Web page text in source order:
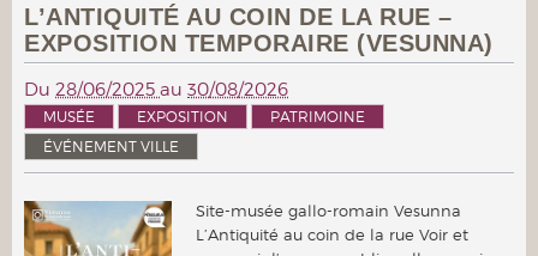
L’ANTIQUITÉ AU COIN DE LA RUE –
EXPOSITION TEMPORAIRE (VESUNNA)
Du 28/06/2025 au 30/08/2026
MUSÉE EXPOSITION
PATRIMOINE
ÉVÉNEMENT VILLE
Site-musée gallo-romain Vesunna
L’Antiquité au coin de la rue Voir et